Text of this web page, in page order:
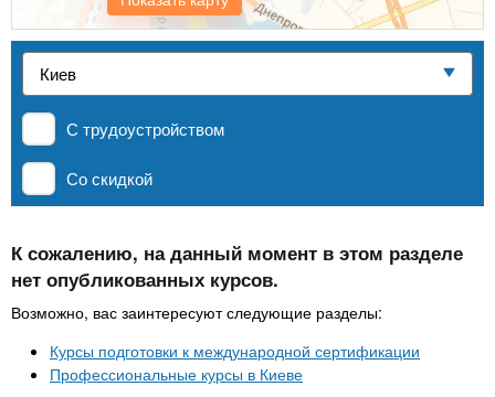
n
t
s
.
i
n
з
е
и
й
Частные школы
MBA
За рубежом
С трудоустройством
Со скидкой
К сожалению, на данный момент в этом разделе
нет опубликованных курсов.
Возможно, вас заинтересуют следующие разделы:
Курсы подготовки к международной сертификации
Профессиональные курсы в Киеве